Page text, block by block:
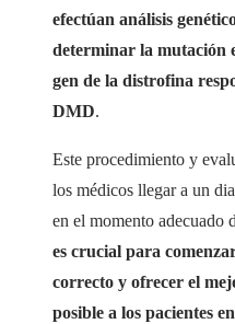
efectúan análisis
determinar la mutación
gen de la distrofina
DMD.
Este procedimiento y
los médicos llegar a un
en el momento adecuado
es crucial para
correcto y ofrecer el
posible a los pacientes en